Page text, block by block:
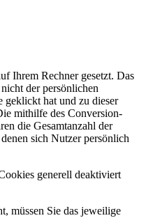
Ihrem Rechner gesetzt. Das
der persönlichen
geklickt hat und zu dieser
mithilfe des Conversion-
die Gesamtanzahl der
sich Nutzer persönlich
generell deaktiviert
müssen Sie das jeweilige